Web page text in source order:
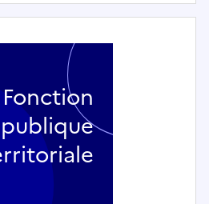
Fonction
publique